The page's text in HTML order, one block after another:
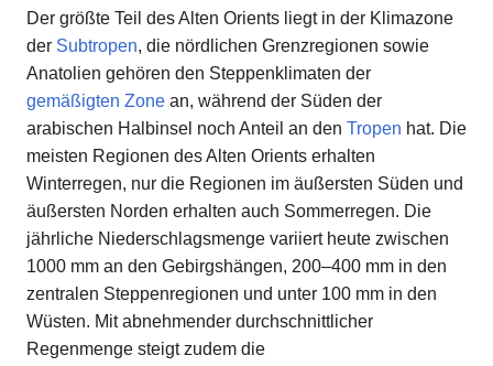
Der größte Teil des Alten Orients liegt in der Klimazone
der Subtropen, die nördlichen Grenzregionen sowie
Anatolien gehören den Steppenklimaten der
gemäßigten Zone an, während der Süden der
arabischen Halbinsel noch Anteil an den Tropen hat. Die
meisten Regionen des Alten Orients erhalten
Winterregen, nur die Regionen im äußersten Süden und
äußersten Norden erhalten auch Sommerregen. Die
jährliche Niederschlagsmenge variiert heute zwischen
1000 mm an den Gebirgshängen, 200–400 mm in den
zentralen Steppenregionen und unter 100 mm in den
Wüsten. Mit abnehmender durchschnittlicher
Regenmenge steigt zudem die